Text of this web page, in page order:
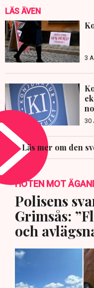
LÄS ÄVEN
3
30
Läs mer om den
HOTEN MOT
Polisens
Grimsås:
och